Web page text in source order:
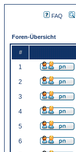
FAQ
Foren-Übersicht
#
1
2
3
4
5
6